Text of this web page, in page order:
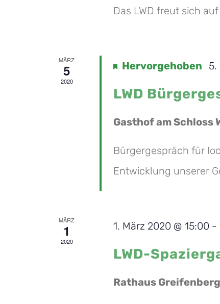
Das LWD freut sich
MÄRZ
5
2020
Hervorgehoben 5.
LWD
Gasthof am Schloss
Bürgergespräch für
Entwicklung unserer
MÄRZ
1
2020
1. März 2020 @ 15:00 -
LWD-
Rathaus Greifenberg